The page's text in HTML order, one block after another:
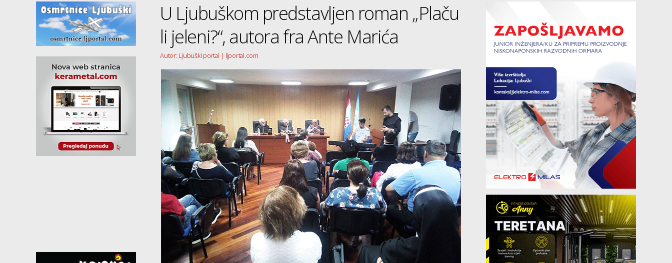
U Ljubuškom predstavljen roman „Plaču
li jeleni?“, autora fra Ante Marića
Autor: Ljubuški portal | ljportal.com